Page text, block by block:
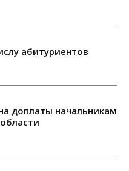
абитуриентов
доплаты начальникам